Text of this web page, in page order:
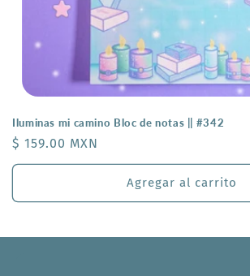
Iluminas mi camino Bloc de notas || #342
Precio
habitual
$ 159.00 MXN
Agregar al carrito